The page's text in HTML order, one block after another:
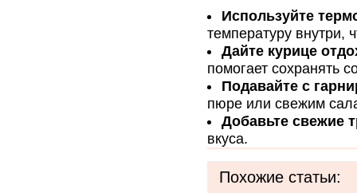
Используйте
температуру внутри,
Дайте курице
помогает сохранять
Подавайте с
пюре или свежим
Добавьте свежие
вкуса.
Похожие статьи: